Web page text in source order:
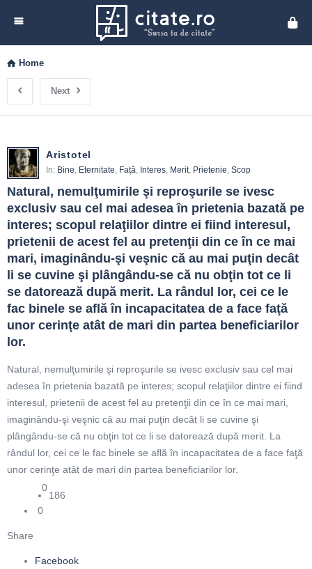
Home
Next
Aristotel
In: Bine, Eternitate, Față, Interes, Merit, Prietenie, Scop
Natural, nemulţumirile şi reproşurile se ivesc
exclusiv sau cel mai adesea în prietenia bazată pe
interes; scopul relaţiilor dintre ei fiind interesul,
prietenii de acest fel au pretenţii din ce în ce mai
mari, imaginându-şi veşnic că au mai puţin decât
li se cuvine şi plângându-se că nu obţin tot ce li
se datorează după merit. La rândul lor, cei ce le
fac binele se află în incapacitatea de a face faţă
unor cerinţe atât de mari din partea beneficiarilor
lor.
Natural, nemulţumirile şi reproşurile se ivesc exclusiv sau cel mai
adesea în prietenia bazată pe interes; scopul relaţiilor dintre ei fiind
interesul, prietenii de acest fel au pretenţii din ce în ce mai mari,
imaginându-şi veşnic că au mai puţin decât li se cuvine şi
plângându-se că nu obţin tot ce li se datorează după merit. La
rândul lor, cei ce le fac binele se află în incapacitatea de a face faţă
unor cerinţe atât de mari din partea beneficiarilor lor.
0
186
0
Share
Facebook